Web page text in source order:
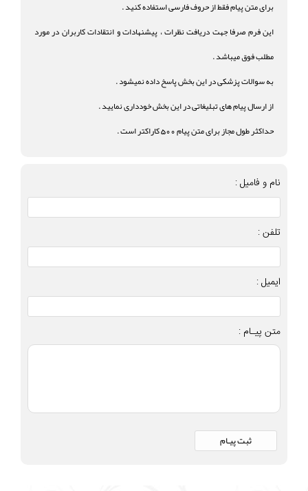
برای متن پیام فقط از حروف فارسی استفاده کنید .
این فرم صرفا جهت دریافت نظرات ، پیشنهادات و انتقادات کاربران در مورد
مطلب فوق میباشد .
به سوالات پزشکی در این بخش پاسخ داده نمیشود .
از ارسال پیام های تبلیغاتی در این بخش خودداری نمایید .
حداکثر طول مجاز برای متن پیام 500 کاراکتر است .
نام و فامیل :
تلفن :
ایمیل :
متن پیـام :